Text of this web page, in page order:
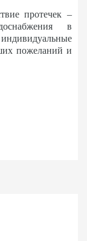
протечек –
в
пожеланий и